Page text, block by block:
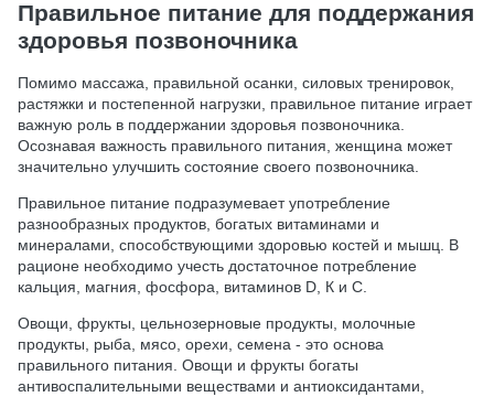
Правильное питание для поддержания
здоровья позвоночника
Помимо массажа, правильной осанки, силовых тренировок,
растяжки и постепенной нагрузки, правильное питание играет
важную роль в поддержании здоровья позвоночника.
Осознавая важность правильного питания, женщина может
значительно улучшить состояние своего позвоночника.
Правильное питание подразумевает употребление
разнообразных продуктов, богатых витаминами и
минералами, способствующими здоровью костей и мышц. В
рационе необходимо учесть достаточное потребление
кальция, магния, фосфора, витаминов D, К и С.
Овощи, фрукты, цельнозерновые продукты, молочные
продукты, рыба, мясо, орехи, семена - это основа
правильного питания. Овощи и фрукты богаты
антивоспалительными веществами и антиоксидантами,